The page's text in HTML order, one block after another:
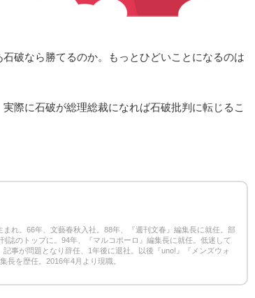
破なら勝てるのか。もっとひどいことになるのは
際に石破が総理総裁になれば石破批判に転じるこ
まれ。66年、文藝春秋入社。88年、『週刊文春』編集長に就任。部
誌のトップに。94年、『マルコポーロ』編集長に就任。低迷して
事が問題となり辞任、1年後に退社。以後『uno!』『メンズウォ
長を歴任。2016年4月より現職。